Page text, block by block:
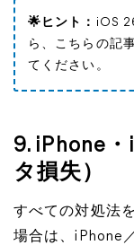
🌟ヒント： iOS
ら、こちらの記
てください。
9. iPhone
タ損失）
すべての対処法
場合は、iPhone